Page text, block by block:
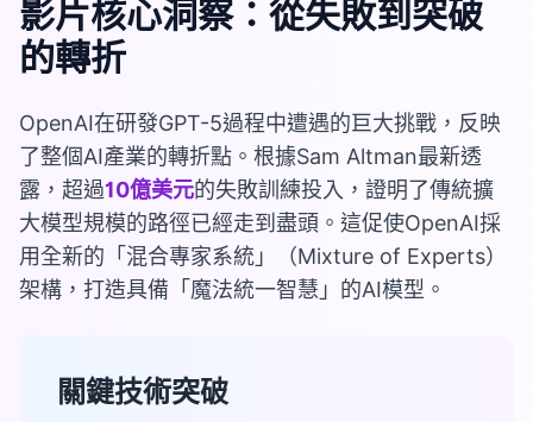
影片核心洞察：從失敗到突破
的轉折
OpenAI在研發GPT-5過程中遭遇的巨大挑戰，反映
了整個AI產業的轉折點。根據Sam Altman最新透
露，超過10億美元的失敗訓練投入，證明了傳統擴
大模型規模的路徑已經走到盡頭。這促使OpenAI採
用全新的「混合專家系統」（Mixture of Experts）
架構，打造具備「魔法統一智慧」的AI模型。
關鍵技術突破